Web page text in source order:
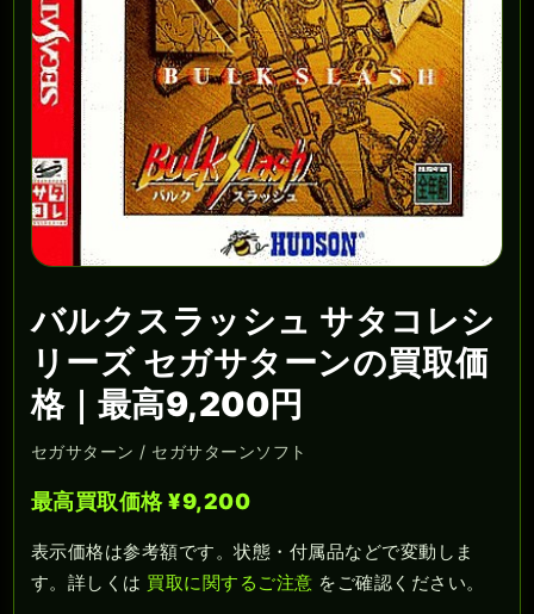
バルクスラッシュ サタコレシ
リーズ セガサターンの買取価
格｜最高9,200円
セガサターン / セガサターンソフト
最高買取価格 ¥9,200
表示価格は参考額です。状態・付属品などで変動しま
す。詳しくは 買取に関するご注意 をご確認ください。